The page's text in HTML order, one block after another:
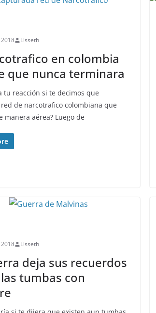
Lisseth
en colombia
que nunca terminara
tu reacción si te decimos que
de narcotrafico colombiana que
manera aérea? Luego de
Lisseth
deja sus recuerdos
tumbas con